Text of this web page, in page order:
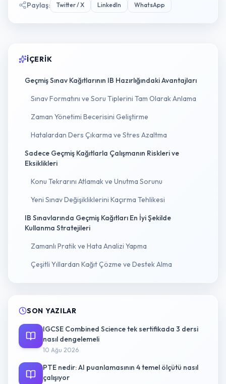
Paylaş: Twitter / X LinkedIn WhatsApp
İÇERIK
Geçmiş Sınav Kağıtlarının IB Hazırlığındaki Avantajları
Sınav Formatını ve Soru Tiplerini Tam Olarak Anlama
Zaman Yönetimi Becerisini Geliştirme
Hatalardan Ders Çıkarma ve Stres Azaltma
Sadece Geçmiş Kağıtlarla Çalışmanın Riskleri ve
Eksiklikleri
Konu Tekrarını Atlamak ve Unutma Sorunu
Yeni Sınav Değişikliklerini Kaçırma Tehlikesi
IB Sınavlarında Geçmiş Kağıtları En İyi Şekilde
Kullanma Stratejileri
Zamanlı Pratik ve Hata Analizi Yapma
Çeşitli Yıllardan Kağıt Çözme ve Destek Alma
SON YAZILAR
IGCSE Combined Science tek sertifikada 3 dersi
nasıl dengelemeli
10 Ağu 2026
PTE nedir: AI puanlamasının 4 temel ölçütü nasıl
çalışıyor